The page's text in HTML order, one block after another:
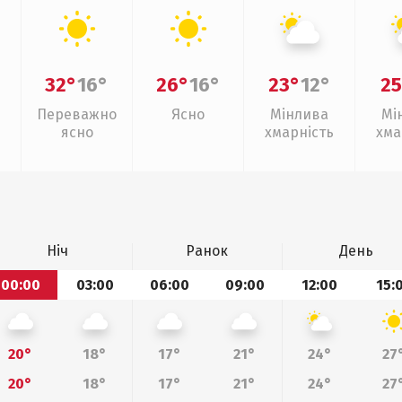
32°16°
Переважно
ясно
26°16°
Ясно
23°12°
Мінлива
хмарність
Ніч Ранок
День
00:00
03:00 06:00 09:00 12:00
20° 18° 17° 21° 24°
20°
18° 17° 21° 24°